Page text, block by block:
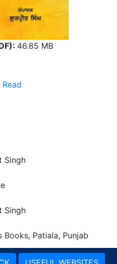
46.85 MB
Singh
Singh
Books, Patiala, Punjab